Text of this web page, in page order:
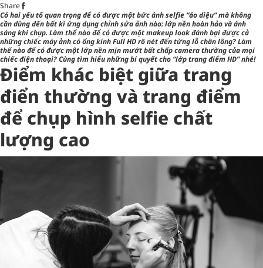
Share
Có hai yếu tố quan trọng để có được một bức ảnh selfie “ảo diệu” mà không
cần dùng đến bất kì ứng dụng chỉnh sửa ảnh nào: lớp nền hoàn hảo và ánh
sáng khi chụp. Làm thế nào để có được một makeup look đánh bại được cả
những chiếc máy ảnh có ống kính Full HD rõ nét đến từng lỗ chân lông? Làm
thế nào để có được một lớp nền mịn mướt bất chấp camera thường của mọi
chiếc điện thoại? Cùng tìm hiểu những bí quyết cho “lớp trang điểm HD” nhé!
Điểm khác biệt giữa trang
điển thường và trang điểm
để chụp hình selfie chất
lượng cao